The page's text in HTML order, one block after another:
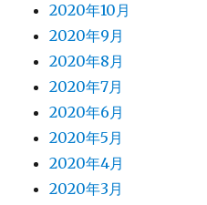
2020年10月
2020年9月
2020年8月
2020年7月
2020年6月
2020年5月
2020年4月
2020年3月